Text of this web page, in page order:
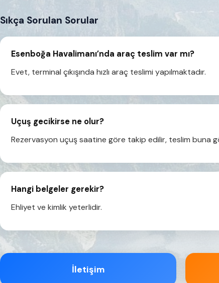
Sıkça Sorulan Sorular
Esenboğa Havalimanı’nda araç teslim var mı?
Evet, terminal çıkışında hızlı araç teslimi yapılmaktadır.
Uçuş gecikirse ne olur?
Rezervasyon uçuş saatine göre takip edilir, teslim buna
Hangi belgeler gerekir?
Ehliyet ve kimlik yeterlidir.
İletişim